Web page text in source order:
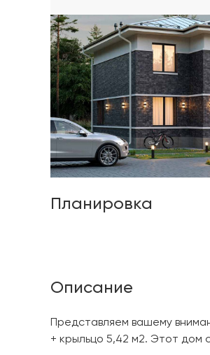
Планировка
Описание
Представляем вашему
+ крыльцо 5,42 м2. Этот дом